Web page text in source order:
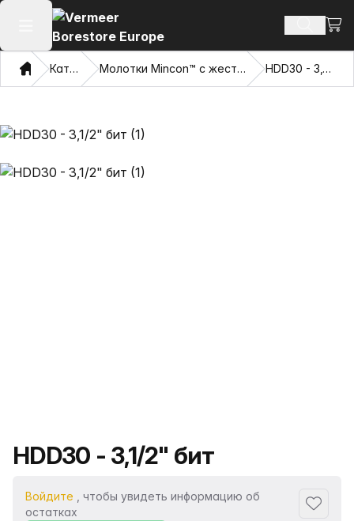
Открыть главное меню Поиск
Дом Каталог Молотки Mincon™ с жесткими дисками HDD30 - 3,1/2" бит
Название продукта
HDD30 - 3,1/2" бит
Войдите , чтобы увидеть информацию об
остатках